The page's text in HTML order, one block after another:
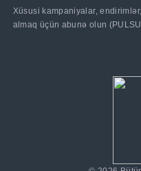
Xüsusi kampaniyalar,
almaq üçün abunə olun